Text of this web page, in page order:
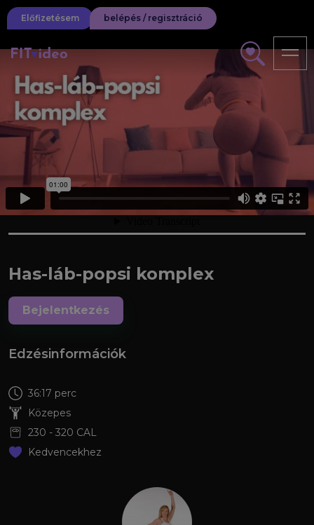
Előfizetésem belépés / regisztráció
Has-láb-popsi komplex
Bejelentkezés
Edzésinformációk
36:17 perc
Közepes
230 - 320 CAL
Kedvencekhez